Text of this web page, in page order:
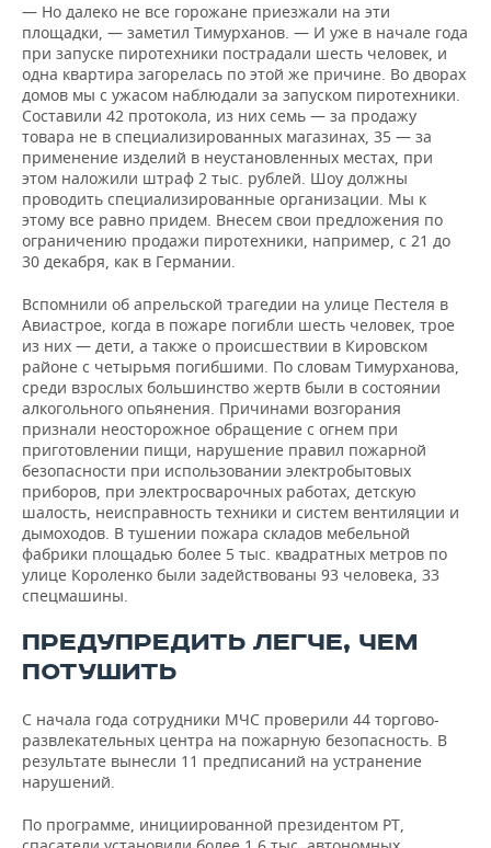
— Но далеко не все горожане приезжали на эти
площадки, — заметил Тимурханов. — И уже в начале года
при запуске пиротехники пострадали шесть человек, и
одна квартира загорелась по этой же причине. Во дворах
домов мы с ужасом наблюдали за запуском пиротехники.
Составили 42 протокола, из них семь — за продажу
товара не в специализированных магазинах, 35 — за
применение изделий в неустановленных местах, при
этом наложили штраф 2 тыс. рублей. Шоу должны
проводить специализированные организации. Мы к
этому все равно придем. Внесем свои предложения по
ограничению продажи пиротехники, например, с 21 до
30 декабря, как в Германии.
Вспомнили об апрельской трагедии на улице Пестеля в
Авиастрое, когда в пожаре погибли шесть человек, трое
из них — дети, а также о происшествии в Кировском
районе с четырьмя погибшими. По словам Тимурханова,
среди взрослых большинство жертв были в состоянии
алкогольного опьянения. Причинами возгорания
признали неосторожное обращение с огнем при
приготовлении пищи, нарушение правил пожарной
безопасности при использовании электробытовых
приборов, при электросварочных работах, детскую
шалость, неисправность техники и систем вентиляции и
дымоходов. В тушении пожара складов мебельной
фабрики площадью более 5 тыс. квадратных метров по
улице Короленко были задействованы 93 человека, 33
спецмашины.
ПРЕДУПРЕДИТЬ ЛЕГЧЕ, ЧЕМ
ПОТУШИТЬ
С начала года сотрудники МЧС проверили 44 торгово-
развлекательных центра на пожарную безопасность. В
результате вынесли 11 предписаний на устранение
нарушений.
По программе, инициированной президентом РТ,